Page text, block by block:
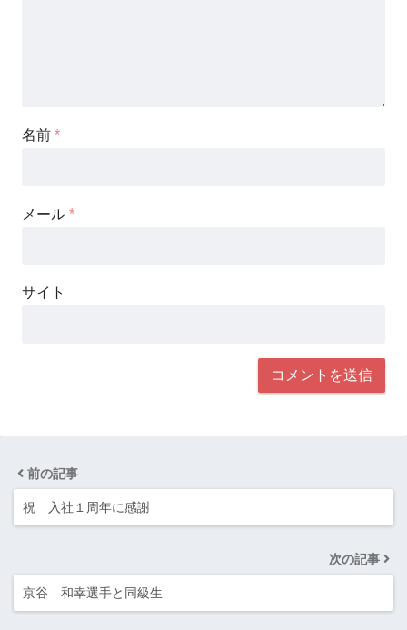
名前 *
メール *
サイト
前の記事
祝 入社１周年に感謝
次の記事
京谷 和幸選手と同級生